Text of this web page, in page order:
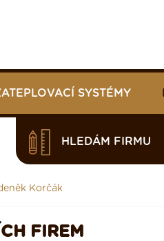
SYSTÉMY
HLEDÁM FIRMU
Korčák
FIREM